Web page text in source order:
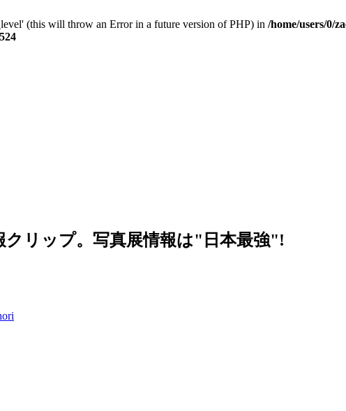
(this will throw an Error in a future version of PHP) in /home/users/0/
524
リップ。写真展情報は"日本最強"!